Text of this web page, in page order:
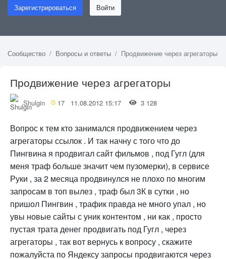
Зарегистрироваться Войти
Сообщество Вопросы и ответы Продвижение через агрегаторы
Продвижение через агрегаторы
Shulgin 17 11.08.2012 15:17 3 128
Вопрос к тем кто занимался продвижением через
агрегаторы ссылок . И так начну с того что до
Пингвина я продвигал сайт фильмов , под Гугл (для
меня траф больше значит чем пузомерки), в сервисе
Руки , за 2 месяца продвинулся не плохо по многим
запросам в топ вылез , траф был 3К в сутки , но
пришол Пингвин , трафик правда не много упал , но
увы новые сайты с уник контентом , ни как , просто
пустая трата денег продвигать под Гугл , через
агрегаторы , так вот вернусь к вопросу , скажите
пожалуйста по Яндексу запросы продвигаются через